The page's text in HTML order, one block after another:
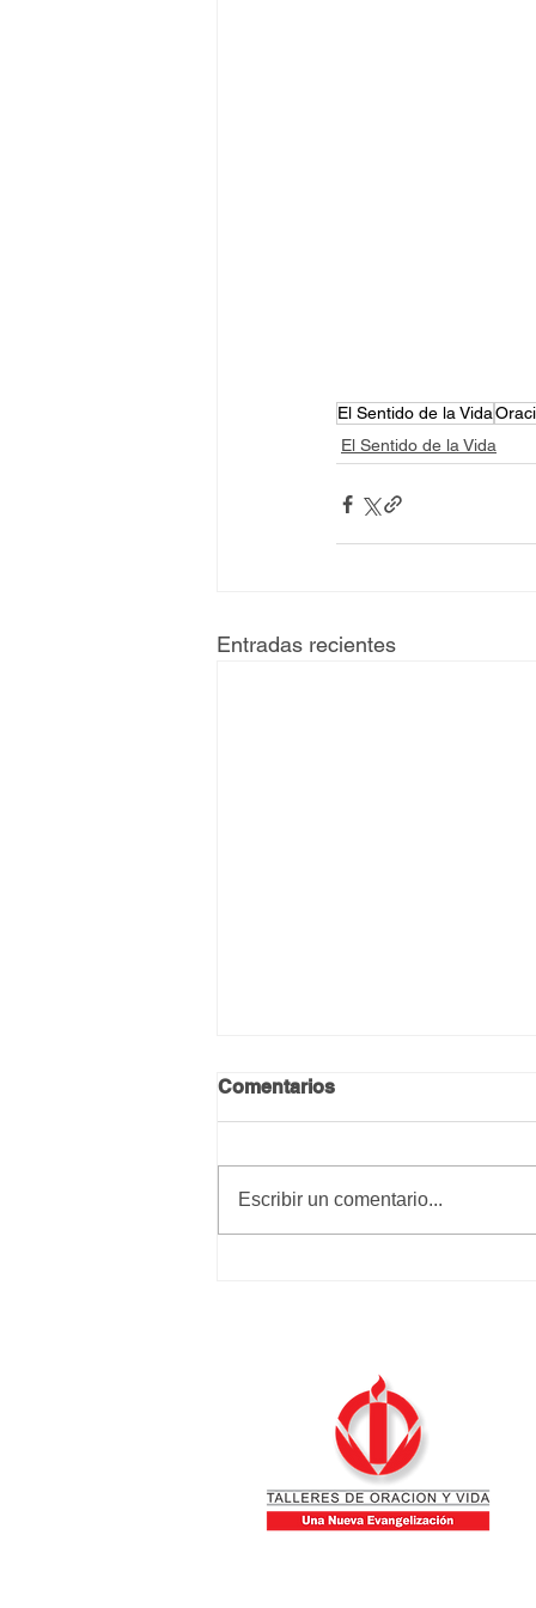
El Sentido de la Vida
El Sentido de la Vida
Entradas recientes
Comentarios
Escribir un comentario...